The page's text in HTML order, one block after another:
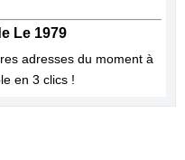
Le 1979
adresses du moment à
en 3 clics !